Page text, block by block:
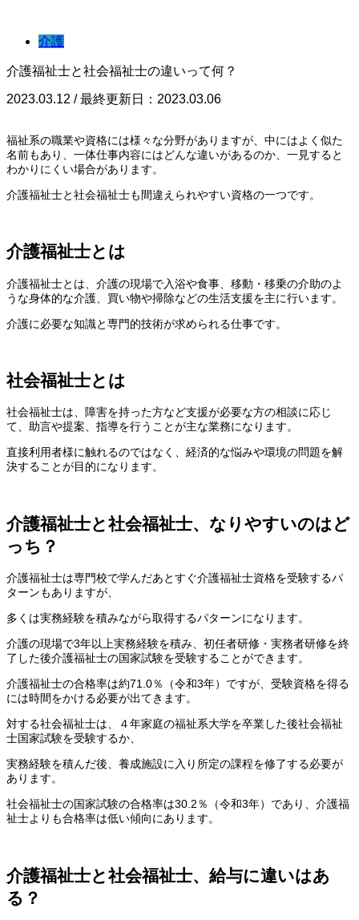
介護
介護福祉士と社会福祉士の違いって何？
2023.03.12 / 最終更新日：2023.03.06
福祉系の職業や資格には様々な分野がありますが、中にはよく似た
名前もあり、一体仕事内容にはどんな違いがあるのか、一見すると
わかりにくい場合があります。
介護福祉士と社会福祉士も間違えられやすい資格の一つです。
介護福祉士とは
介護福祉士とは、介護の現場で入浴や食事、移動・移乗の介助のよ
うな身体的な介護、買い物や掃除などの生活支援を主に行います。
介護に必要な知識と専門的技術が求められる仕事です。
社会福祉士とは
社会福祉士は、障害を持った方など支援が必要な方の相談に応じ
て、助言や提案、指導を行うことが主な業務になります。
直接利用者様に触れるのではなく、経済的な悩みや環境の問題を解
決することが目的になります。
介護福祉士と社会福祉士、なりやすいのはど
っち？
介護福祉士は専門校で学んだあとすぐ介護福祉士資格を受験するパ
ターンもありますが、
多くは実務経験を積みながら取得するパターンになります。
介護の現場で3年以上実務経験を積み、初任者研修・実務者研修を終
了した後介護福祉士の国家試験を受験することができます。
介護福祉士の合格率は約71.0％（令和3年）ですが、受験資格を得る
には時間をかける必要が出てきます。
対する社会福祉士は、４年家庭の福祉系大学を卒業した後社会福祉
士国家試験を受験するか、
実務経験を積んだ後、養成施設に入り所定の課程を修了する必要が
あります。
社会福祉士の国家試験の合格率は30.2％（令和3年）であり、介護福
祉士よりも合格率は低い傾向にあります。
介護福祉士と社会福祉士、給与に違いはあ
る？